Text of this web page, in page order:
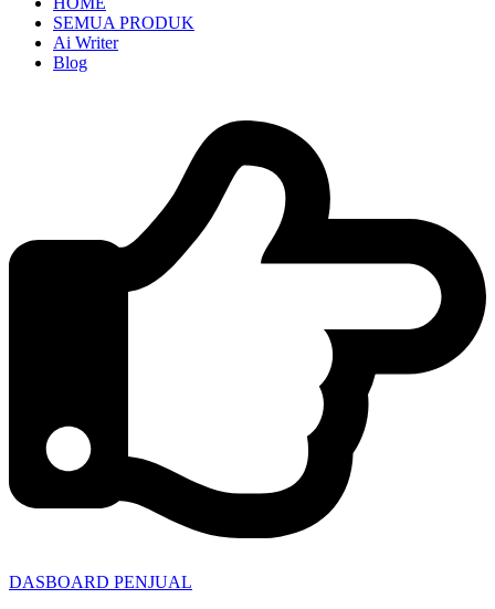
SEMUA PRODUK
Ai Writer
Blog
DASBOARD PENJUAL